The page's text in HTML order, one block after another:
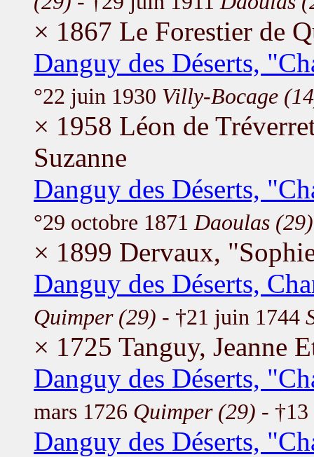
× 1867 Le Forestier de
Danguy des Déserts,
°22 juin 1930 Villy-Bocage
× 1958 Léon de
Suzanne
Danguy des Déserts,
°29 octobre 1871 Daoulas (29)
× 1899 Dervaux,
Danguy des Déserts,
Quimper (29) - †21 juin 1744
× 1725 Tanguy, Jeanne
Danguy des Déserts,
mars 1726 Quimper (29) -
Danguy des Déserts,